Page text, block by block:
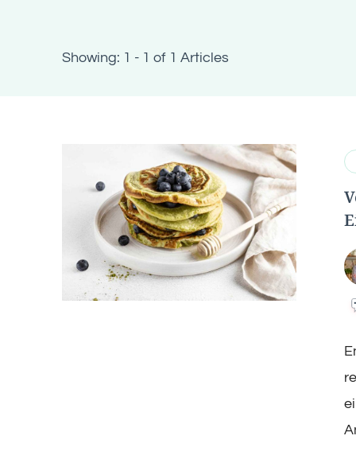
Showing: 1 - 1 of 1 Articles